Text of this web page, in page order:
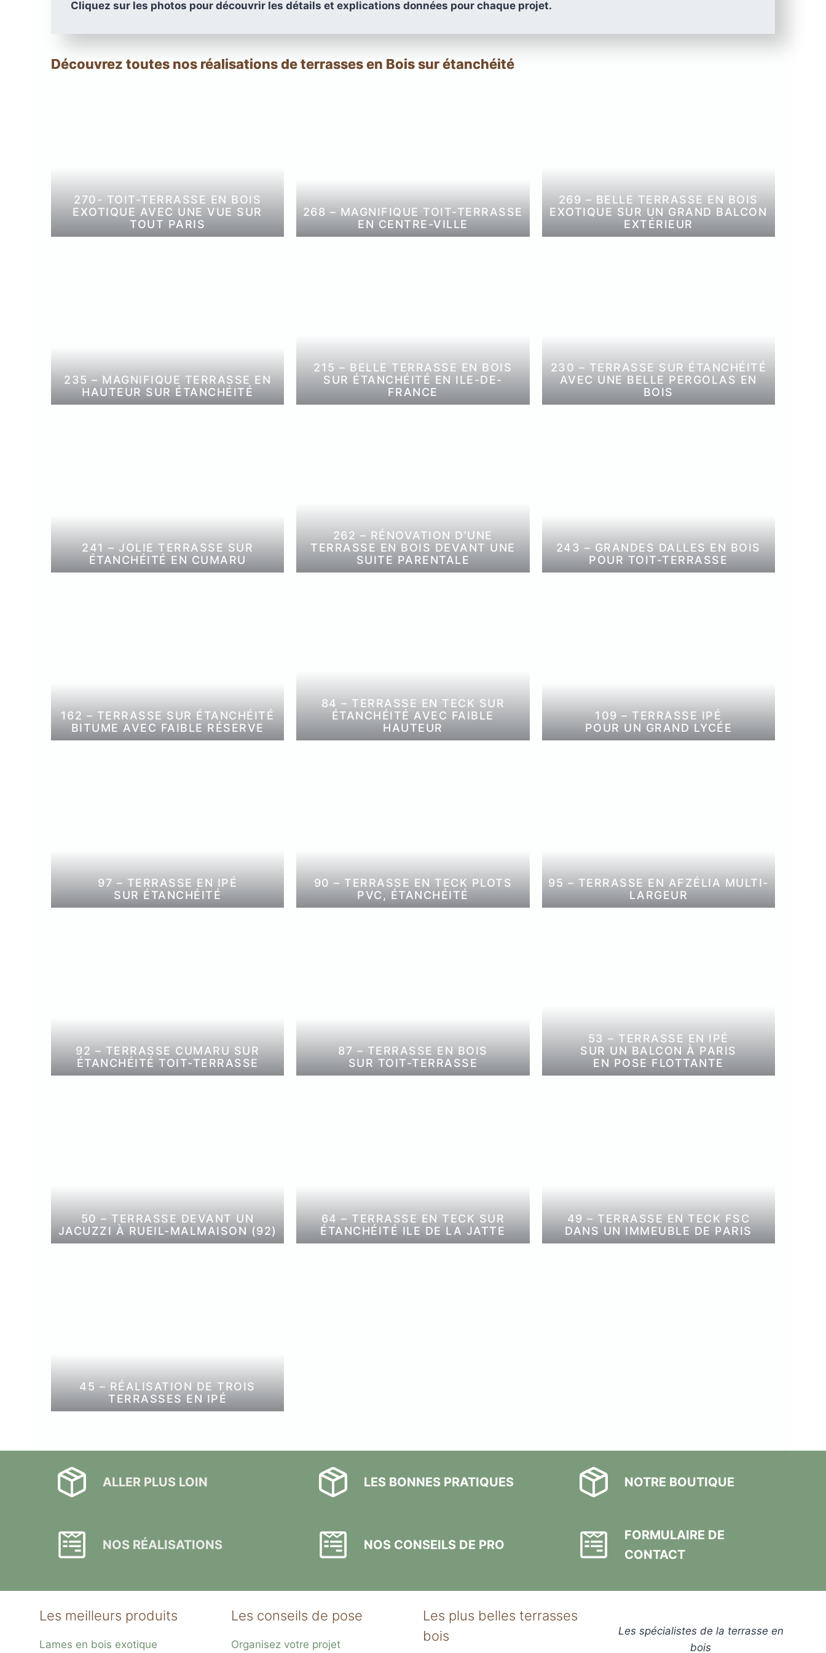
MILLBOARD
COMPOSITE
XTRAWOOD
COMPOSITE
XTRAWOOD
LARGE »
BOIS
Cliquez sur les photos pour découvrir les détails et explications données pour chaque projet.
Découvrez toutes nos réalisations de terrasses en Bois sur étanchéité
270- TOIT-TERRASSE EN BOIS
EXOTIQUE AVEC UNE VUE SUR
TOUT PARIS
268 – MAGNIFIQUE TOIT-TERRASSE
EN CENTRE-VILLE
269 – BELLE TERRASSE EN BOIS
EXOTIQUE SUR UN GRAND BALCON
EXTÉRIEUR
235 – MAGNIFIQUE TERRASSE EN
HAUTEUR SUR ÉTANCHÉITÉ
215 – BELLE TERRASSE EN BOIS
SUR ÉTANCHÉITÉ EN ILE-DE-
FRANCE
230 – TERRASSE SUR ÉTANCHÉITÉ
AVEC UNE BELLE PERGOLAS EN
BOIS
241 – JOLIE TERRASSE SUR
ÉTANCHÉITÉ EN CUMARU
262 – RÉNOVATION D’UNE
TERRASSE EN BOIS DEVANT UNE
SUITE PARENTALE
243 – GRANDES DALLES EN BOIS
POUR TOIT-TERRASSE
162 – TERRASSE SUR ÉTANCHÉITÉ
BITUME AVEC FAIBLE RÉSERVE
84 – TERRASSE EN TECK SUR
ÉTANCHÉITÉ AVEC FAIBLE
HAUTEUR
109 – TERRASSE IPÉ
POUR UN GRAND LYCÉE
97 – TERRASSE EN IPÉ
SUR ÉTANCHÉITÉ
90 – TERRASSE EN TECK PLOTS
PVC, ÉTANCHÉITÉ
95 – TERRASSE EN AFZÉLIA MULTI-
LARGEUR
92 – TERRASSE CUMARU SUR
ÉTANCHÉITÉ TOIT-TERRASSE
87 – TERRASSE EN BOIS
SUR TOIT-TERRASSE
53 – TERRASSE EN IPÉ
SUR UN BALCON À PARIS
EN POSE FLOTTANTE
50 – TERRASSE DEVANT UN
JACUZZI À RUEIL-MALMAISON (92)
64 – TERRASSE EN TECK SUR
ÉTANCHÉITÉ ILE DE LA JATTE
49 – TERRASSE EN TECK FSC
DANS UN IMMEUBLE DE PARIS
45 – RÉALISATION DE TROIS
TERRASSES EN IPÉ
ALLER PLUS LOIN
NOS RÉALISATIONS
LES BONNES PRATIQUES
NOS CONSEILS DE PRO
NOTRE BOUTIQUE
FORMULAIRE DE
CONTACT
Les meilleurs produits
Lames en bois exotique
Les conseils de pose
Organisez votre projet
Les plus belles terrasses
bois
Les spécialistes de la terrasse en
bois